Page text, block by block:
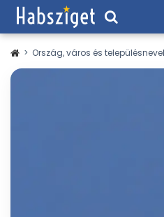
> Ország, város és